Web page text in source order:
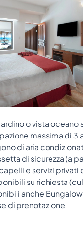
o vista oceano
massima di 3
di aria
di sicurezza (a
e servizi privati
su richiesta
anche
di prenotazione.